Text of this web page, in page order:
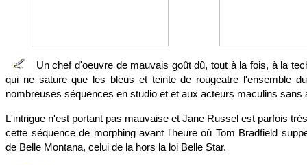
Un chef d'oeuvre de mauvais goût dû, tout à la fois, à la
qui ne sature que les bleus et teinte de rougeatre l'ensemble
nombreuses séquences en studio et et aux acteurs maculins sans
L'intrigue n'est portant pas mauvaise et Jane Russel est parfois
cette séquence de morphing avant l'heure où Tom Bradfield
de Belle Montana, celui de la hors la loi Belle Star.